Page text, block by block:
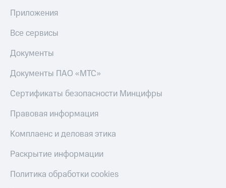
Приложения
Все сервисы
Документы
Документы ПАО «МТС»
Сертификаты безопасности Минцифры
Правовая информация
Комплаенс и деловая этика
Раскрытие информации
Политика обработки cookies